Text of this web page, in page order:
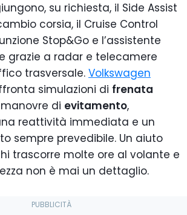
su richiesta, il Side Assist
corsia, il Cruise Control
Stop&Go e l’assistente
grazie a radar e telecamere
trasversale. Volkswagen
simulazioni di frenata
di evitamento,
reattività immediata e un
sempre prevedibile. Un aiuto
trascorre molte ore al volante e
non è mai un dettaglio.